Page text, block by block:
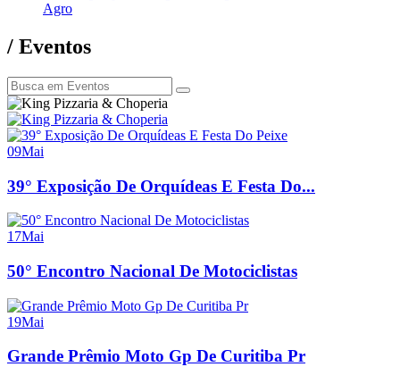
Agro
/ Eventos
09Mai
39° Exposição De Orquídeas E Festa Do...
17Mai
50° Encontro Nacional De Motociclistas
19Mai
Grande Prêmio Moto Gp De Curitiba Pr